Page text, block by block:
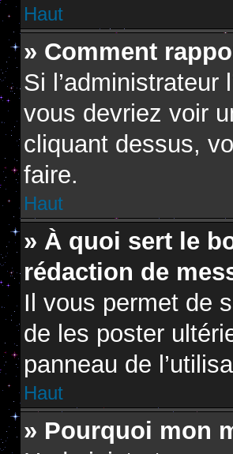
Haut
» Comment
Si l’administrateur
vous devriez voir
cliquant dessus,
faire.
Haut
» À quoi sert le
rédaction de
Il vous permet de
de les poster
panneau de
Haut
» Pourquoi mon